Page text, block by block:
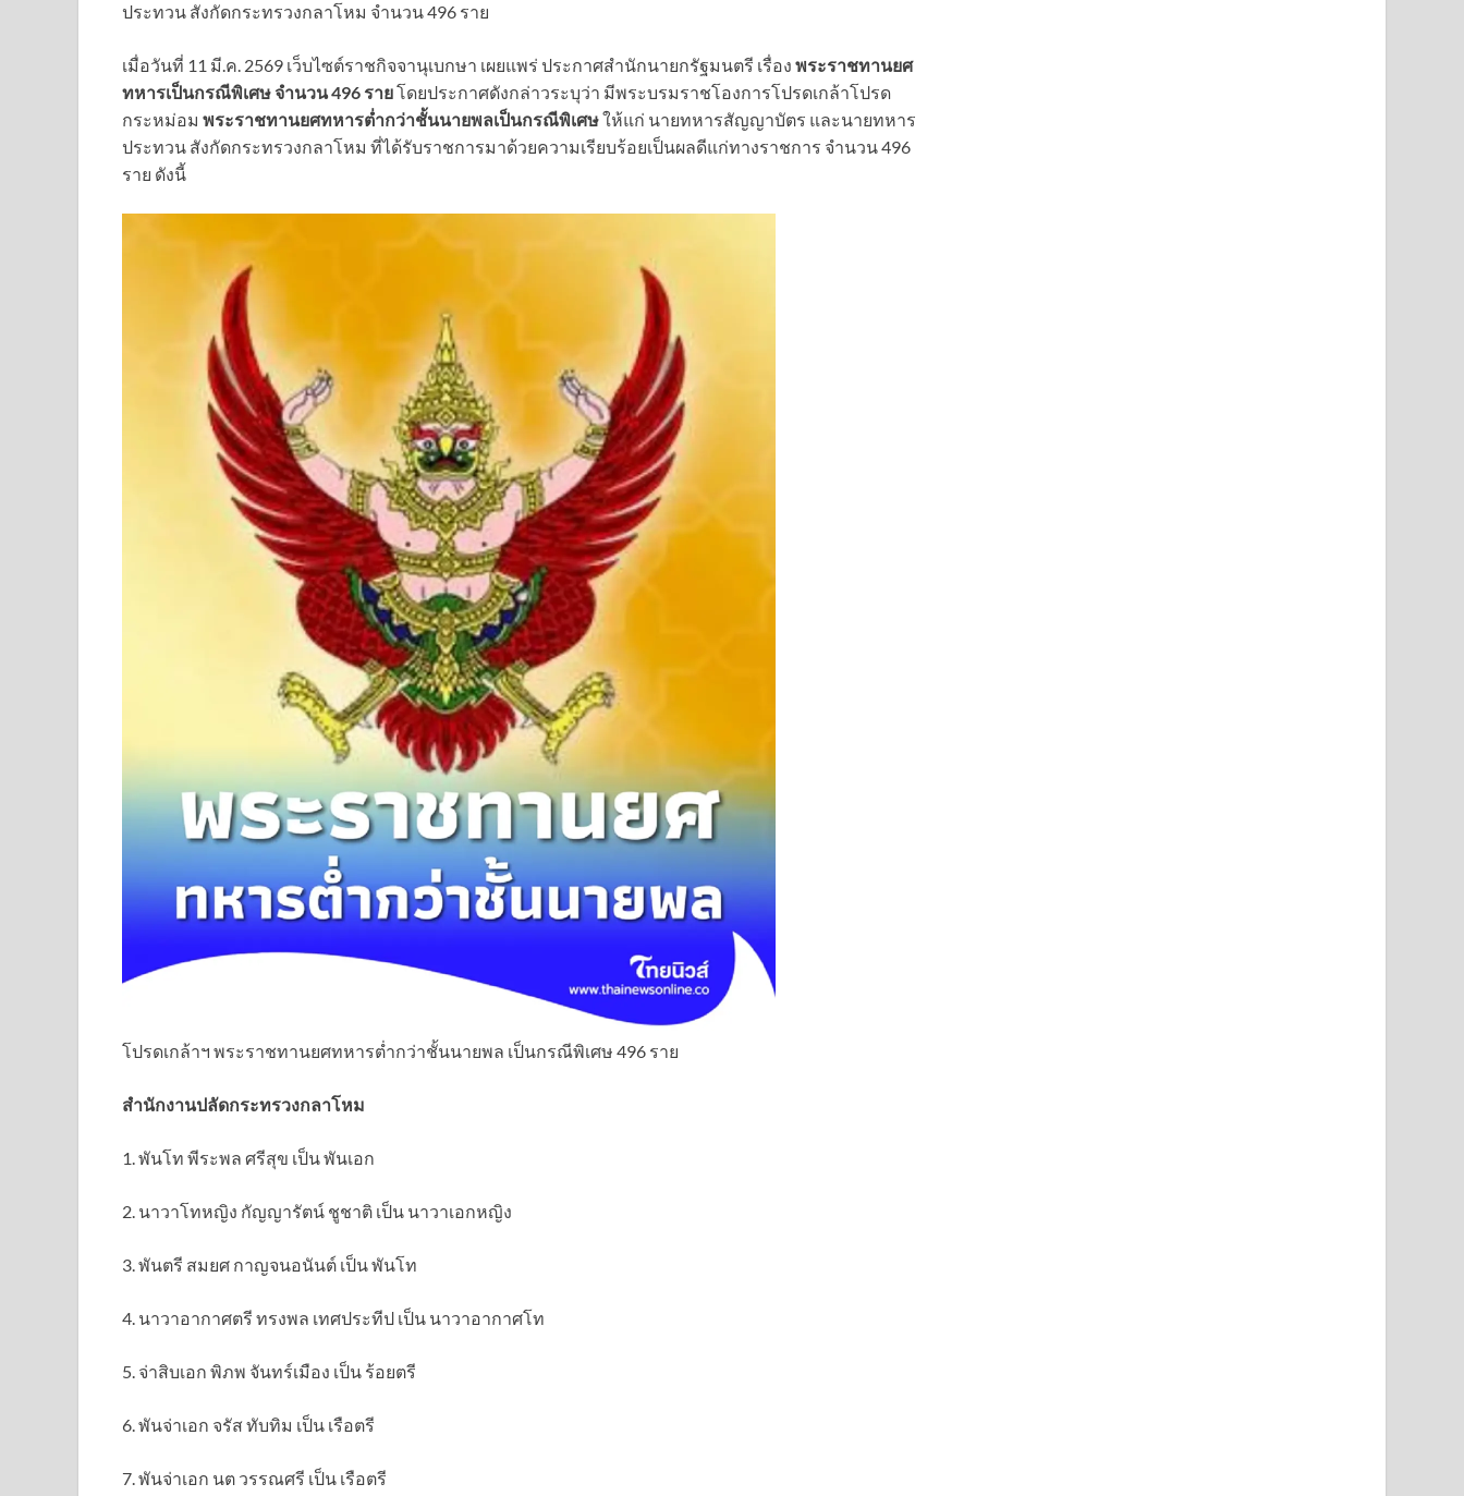
ประทวน สังกัดกระทรวงกลาโหม จำนวน 496 ราย
เมื่อวันที่ 11 มี.ค. 2569 เว็บไซต์ราชกิจจานุเบกษา เผยแพร่ ประกาศสำนักนายกรัฐมนตรี เรื่อง พระราชทานยศ
ทหารเป็นกรณีพิเศษ จำนวน 496 รายโดยประกาศดังกล่าวระบุว่า มีพระบรมราชโองการโปรดเกล้าโปรด
กระหม่อม พระราชทานยศทหารต่ำกว่าชั้นนายพลเป็นกรณีพิเศษให้แก่ นายทหารสัญญาบัตร และนายทหาร
ประทวน สังกัดกระทรวงกลาโหม ที่ได้รับราชการมาด้วยความเรียบร้อยเป็นผลดีแก่ทางราชการ จำนวน 496
ราย ดังนี้
โปรดเกล้าฯ พระราชทานยศทหารต่ำกว่าชั้นนายพล เป็นกรณีพิเศษ 496 ราย
สำนักงานปลัดกระทรวงกลาโหม
1. พันโท พีระพล ศรีสุข เป็น พันเอก
2. นาวาโทหญิง กัญญารัตน์ ชูชาติ เป็น นาวาเอกหญิง
3. พันตรี สมยศ กาญจนอนันต์ เป็น พันโท
4. นาวาอากาศตรี ทรงพล เทศประทีป เป็น นาวาอากาศโท
5. จ่าสิบเอก พิภพ จันทร์เมือง เป็น ร้อยตรี
6. พันจ่าเอก จรัส ทับทิม เป็น เรือตรี
7. พันจ่าเอก นต วรรณศรี เป็น เรือตรี